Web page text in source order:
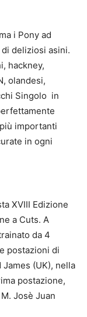
i Pony ad
deliziosi asini.
hackney,
olandesi,
Singolo in
importanti
in ogni
XVIII Edizione
a Cuts. A
da 4
postazioni di
(UK), nella
postazione,
Josè Juan